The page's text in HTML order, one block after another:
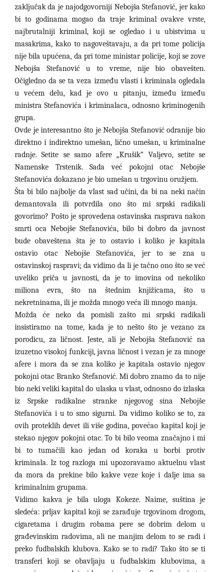
zaključak da je najodgovorniji Nebojša Stefanović, jer kako
bi to godinama mogao da traje kriminal ovakve vrste,
najbrutalniji kriminal, koji se ogledao i u ubistvima u
masakrima, kako to nagoveštavaju, a da pri tome policija
nije bila upućena, da pri tome ministar policije, koji se zove
Nebojša Stefanović u to vreme, nije bio obavešten.
Očigledno da se ta veza između vlasti i kriminala ogledala
u većem delu, kad je ovo u pitanju, između između
ministra Stefanovića i kriminalaca, odnosno kriminogenih
grupa.
Ovde je interesantno što je Nebojša Stefanović odranije bio
direktno i indirektno umešan, lično umešan, u kriminalne
radnje. Setite se samo afere „Krušik“ Valjevo, setite se
Namenske Trstenik. Sada već pokojni otac Nebojše
Stefanovića dokazano je bio umešan u trgovinu oružjem.
Šta bi bilo najbolje da vlast sad učini, da bi na neki način
demantovala ili potvrdila ono što mi srpski radikali
govorimo? Pošto je sprovedena ostavinska rasprava nakon
smrti oca Nebojše Stefanovića, bilo bi dobro da javnost
bude obaveštena šta je to ostavio i koliko je kapitala
ostavio otac Nebojše Stefanovića, jer to se zna u
ostavinskoj raspravi; da vidimo da li je tačno ono što se već
uveliko priča u javnosti, da je to imovina od nekoliko
miliona evra, što na štednim knjižicama, što u
nekretninama, ili je možda mnogo veća ili mnogo manja.
Možda će neko da pomisli zašto mi srpski radikali
insistiramo na tome, kada je to nešto što je vezano za
porodicu, za ličnost. Jeste, ali je Nebojša Stefanović na
izuzetno visokoj funkciji, javna ličnost i vezan je za mnoge
afere i mora da se zna koliko je kapitala ostavio njegov
pokojni otac Branko Stefanović. Mi dobro znamo da to nije
bio neki veliki kapital do ulaska u vlast, odnosno do izlaska
iz Srpske radikalne stranke njegovog sina Nebojše
Stefanovića i u to smo sigurni. Da vidimo koliko se to, za
ovih proteklih devet ili više godina, povećao kapital koji je
stekao njegov pokojni otac. To bi bilo veoma značajno i mi
bi to tumačili kao jedan od koraka u borbi protiv
kriminala. Iz tog razloga mi upozoravamo aktuelnu vlast
da mora da prekine bilo kakve veze koje i dalje ima sa
kriminalnim grupama.
Vidimo kakva je bila uloga Kokeze. Naime, suština je
sledeća: prljav kapital koji se zarađuje trgovinom drogom,
cigaretama i drugim robama pere se dobrim delom u
građevinskim radovima, ali ne manjim delom to se radi i
preko fudbalskih klubova. Kako se to radi? Tako što se ti
transferi koji se obavljaju u fudbalskim klubovima, a